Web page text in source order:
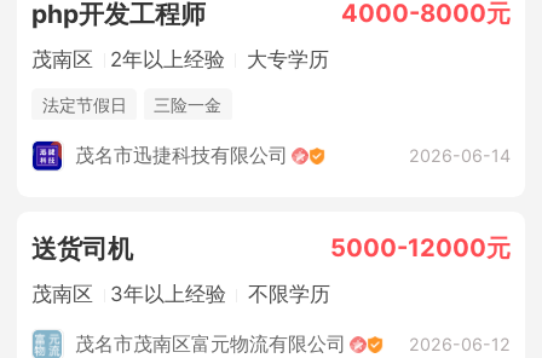
php开发工程师 4000-8000元
茂南区 2年以上经验 大专学历
法定节假日 三险一金
茂名市迅捷科技有限公司 2026-06-14
送货司机 5000-12000元
茂南区 3年以上经验 不限学历
茂名市茂南区富元物流有限公司 2026-06-12